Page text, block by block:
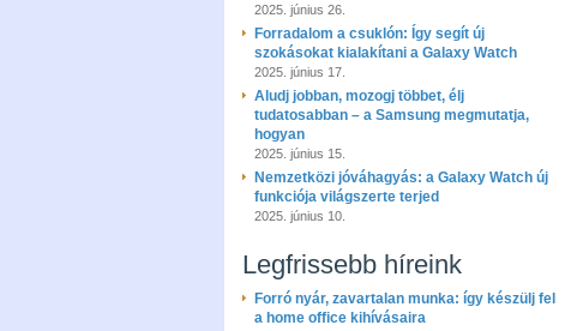
2025. június 26.
Forradalom a csuklón: Így segít új
szokásokat kialakítani a Galaxy Watch
2025. június 17.
Aludj jobban, mozogj többet, élj
tudatosabban – a Samsung megmutatja,
hogyan
2025. június 15.
Nemzetközi jóváhagyás: a Galaxy Watch új
funkciója világszerte terjed
2025. június 10.
Legfrissebb híreink
Forró nyár, zavartalan munka: így készülj fel
a home office kihívásaira